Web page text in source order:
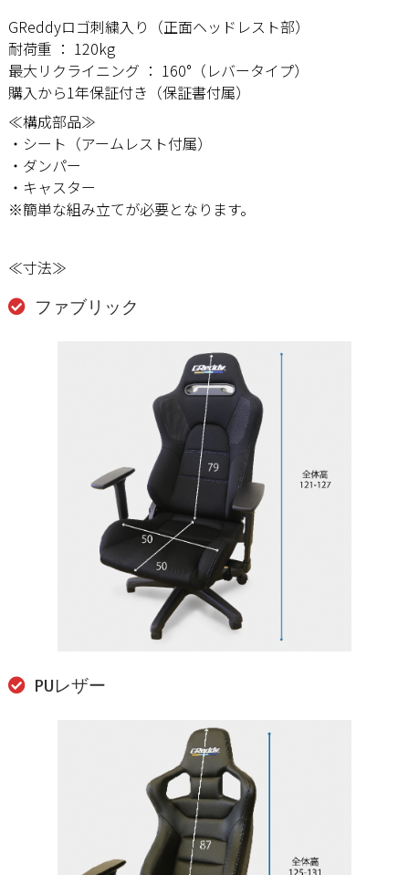
GReddyロゴ刺繍入り（正面ヘッドレスト部）
耐荷重 ： 120kg
最大リクライニング ： 160°（レバータイプ）
購入から1年保証付き（保証書付属）
≪構成部品≫
・シート（アームレスト付属）
・ダンパー
・キャスター
※簡単な組み立てが必要となります。
≪寸法≫
ファブリック
PUレザー